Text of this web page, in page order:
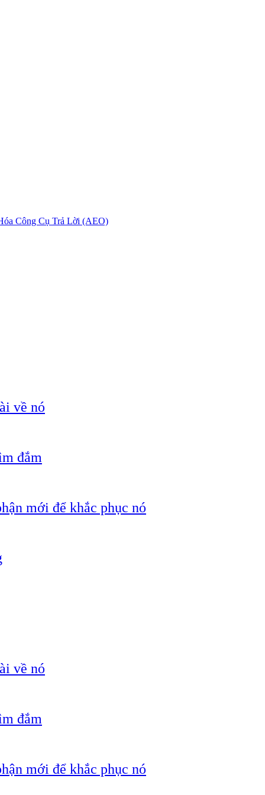
Công Cụ Trả Lời (AEO)
về nó
đắm
mới để khắc phục nó
về nó
đắm
mới để khắc phục nó